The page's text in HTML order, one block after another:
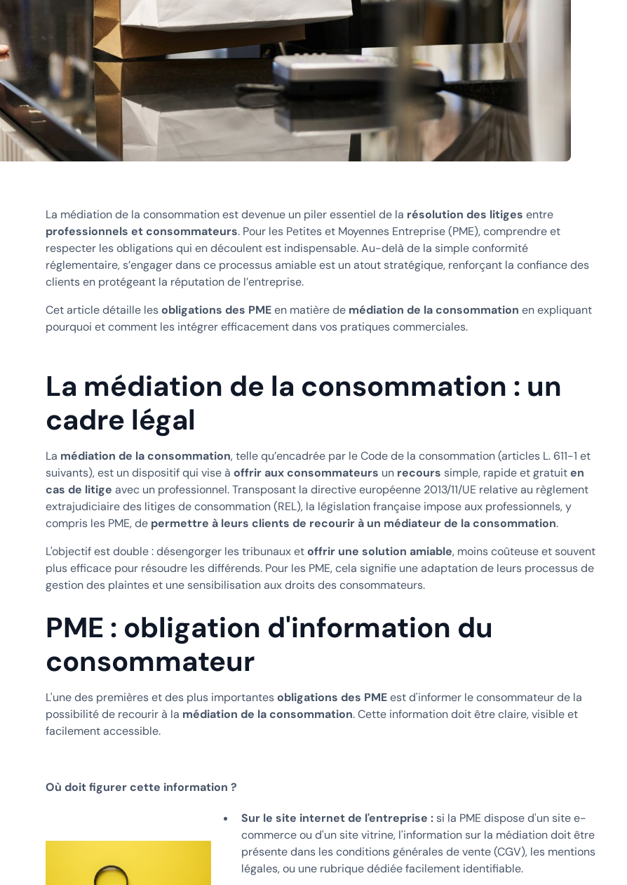
La médiation de la consommation est devenue un piler essentiel de la résolution des litiges entre
professionnels et consommateurs. Pour les Petites et Moyennes Entreprise (PME), comprendre et
respecter les obligations qui en découlent est indispensable. Au-delà de la simple conformité
réglementaire, s’engager dans ce processus amiable est un atout stratégique, renforçant la confiance des
clients en protégeant la réputation de l’entreprise.
Cet article détaille lesobligations des PMEen matière de médiation de la consommation en expliquant
pourquoi et comment les intégrer efficacement dans vos pratiques commerciales.
La médiation de la consommation : un
cadre légal
La médiation de la consommation, telle qu’encadrée par le Code de la consommation (articles L. 611-1 et
suivants), est un dispositif qui vise à offrir aux consommateurs un recours simple, rapide et gratuiten
cas de litige avec un professionnel. Transposant la directive européenne 2013/11/UE relative au règlement
extrajudiciaire des litiges de consommation (REL), la législation française impose aux professionnels, y
compris les PME, de permettre à leurs clients de recourir à un médiateur de la consommation.
L'objectif est double : désengorger les tribunaux etoffrir une solution amiable, moins coûteuse et souvent
plus efficace pour résoudre les différends. Pour les PME, cela signifie une adaptation de leurs processus de
gestion des plaintes et une sensibilisation aux droits des consommateurs.
PME : obligation d'information du
consommateur
L'une des premières et des plus importantesobligations des PMEest d'informer le consommateur de la
possibilité de recourir à la médiation de la consommation. Cette information doit être claire, visible et
facilement accessible.
Où doit figurer cette information ?
Sur le site internet de l'entreprise :si la PME dispose d'un site e-
commerce ou d'un site vitrine, l'information sur la médiation doit être
présente dans les conditions générales de vente (CGV), les mentions
légales, ou une rubrique dédiée facilement identifiable.